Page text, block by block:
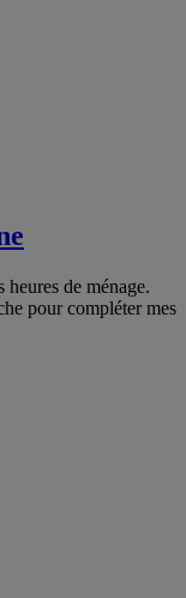
heures de ménage.
pour compléter mes